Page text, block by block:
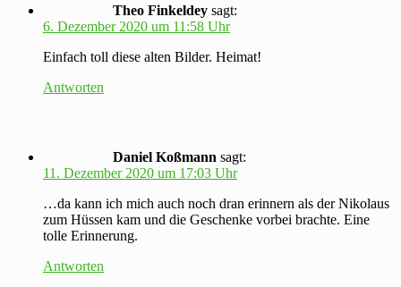
Theo Finkeldey sagt:
6. Dezember 2020 um 11:58 Uhr
Einfach toll diese alten Bilder. Heimat!
Antworten
Daniel Koßmann sagt:
11. Dezember 2020 um 17:03 Uhr
…da kann ich mich auch noch dran erinnern als der Nikolaus
zum Hüssen kam und die Geschenke vorbei brachte. Eine
tolle Erinnerung.
Antworten